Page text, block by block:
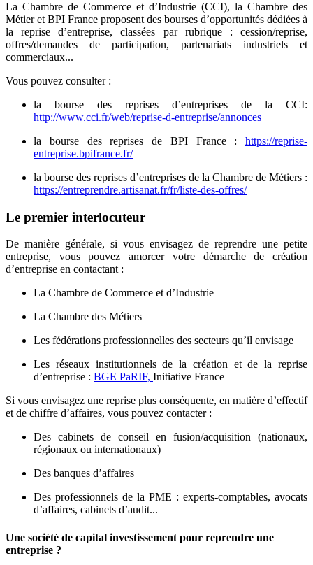
La Chambre de Commerce et d’Industrie (CCI), la Chambre des
Métier et BPI France proposent des bourses d’opportunités dédiées à
la reprise d’entreprise, classées par rubrique : cession/reprise,
offres/demandes de participation, partenariats industriels et
commerciaux...
Vous pouvez consulter :
la bourse des reprises d’entreprises de la CCI:
http://www.cci.fr/web/reprise-d-entreprise/annonces
la bourse des reprises de BPI France : https://reprise-
entreprise.bpifrance.fr/
la bourse des reprises d’entreprises de la Chambre de Métiers :
https://entreprendre.artisanat.fr/fr/liste-des-offres/
Le premier interlocuteur
De manière générale, si vous envisagez de reprendre une petite
entreprise, vous pouvez amorcer votre démarche de création
d’entreprise en contactant :
La Chambre de Commerce et d’Industrie
La Chambre des Métiers
Les fédérations professionnelles des secteurs qu’il envisage
Les réseaux institutionnels de la création et de la reprise
d’entreprise : BGE PaRIF, Initiative France
Si vous envisagez une reprise plus conséquente, en matière d’effectif
et de chiffre d’affaires, vous pouvez contacter :
Des cabinets de conseil en fusion/acquisition (nationaux,
régionaux ou internationaux)
Des banques d’affaires
Des professionnels de la PME : experts-comptables, avocats
d’affaires, cabinets d’audit...
Une société de capital investissement pour reprendre une
entreprise ?